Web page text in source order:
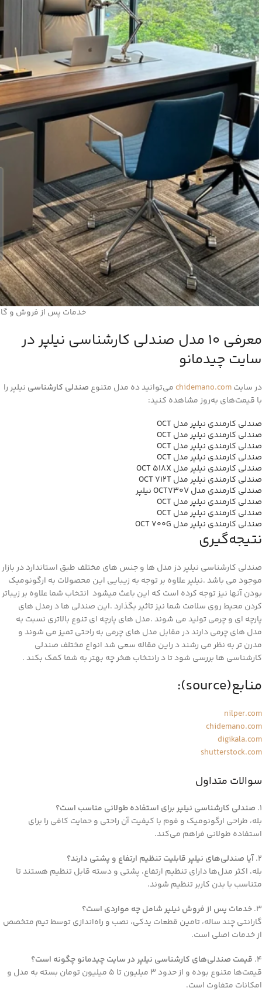
خدمات پس از فروش و
معرفی 10 مدل صندلی کارشناسی نیلپر در
سایت چیدمانو
در سایتchidemano.comمی‌توانید ده مدل متنوع صندلی کارشناسی نیلپر را
با قیمت‌های به‌روز مشاهده کنید:
صندلی کارمندی نیلپر مدل OCT
صندلی کارمندی نیلپر مدل OCT
صندلی کارمندی نیلپر مدل OCT
صندلی کارمندی نیلپر مدل OCT
صندلی کارمندی نیلپر مدل OCT 518X
صندلی کارمندی نیلپر مدل OCT 712T
صندلی کارمندی مدل OCT730V نیلپر
صندلی کارمندی نیلپر مدل OCT
صندلی کارمندی نیلپر مدل OCT
صندلی کارمندی نیلپر مدل OCT 700G
نتیجه‌گیری
صندلی کارشناسی نیلپر دز مدل ها و جنس های مختلف طبق استاندارد در بازار
موجود می باشد .نیلپر علاوه بر توجه به زیبایی این محصولات به ارگونومیک
بودن آنها نیز توجه کرده است که این باعث میشود انتخاب شما علاوه بر زیباتر
کردن محیط روی سلامت شما نیز تاثیر بگذارد .این صندلی ها د رمدل های
پارچه ای و چرمی تولید می شوند .مدل های پارچه ای تنوع بالاتری نسبت به
مدل های چرمی دارند در مقابل مدل های چرمی به راحتی تمیز می شوند و
مدرن تر به نظر می رشند د راین مقاله سعی شد انواع مختلف صندلی
کارشناسی ها بررسی شود تا د رانتخاب هخر چه بهتر به شما کمک بکند .
منابع(source):
nilper.com
chidemano.com
digikala.com
shutterstock.com
سوالات متداول
1. صندلی کارشناسی نیلپر برای استفاده طولانی مناسب است؟
بله، طراحی ارگونومیک و فوم با کیفیت آن راحتی و حمایت کافی را برای
استفاده طولانی فراهم می‌کند.
2. آیا صندلی‌های نیلپر قابلیت تنظیم ارتفاع و پشتی دارند؟
بله، اکثر مدل‌ها دارای تنظیم ارتفاع، پشتی و دسته قابل تنظیم هستند تا
متناسب با بدن کاربر تنظیم شوند.
3. خدمات پس از فروش نیلپر شامل چه مواردی است؟
گارانتی چند ساله، تامین قطعات یدکی، نصب و راه‌اندازی توسط تیم متخصص
از خدمات اصلی است.
4. قیمت صندلی‌های کارشناسی نیلپر در سایت چیدمانو چگونه است؟
قیمت‌ها متنوع بوده و از حدود 3 میلیون تا 5 میلیون تومان بسته به مدل و
امکانات متفاوت است.